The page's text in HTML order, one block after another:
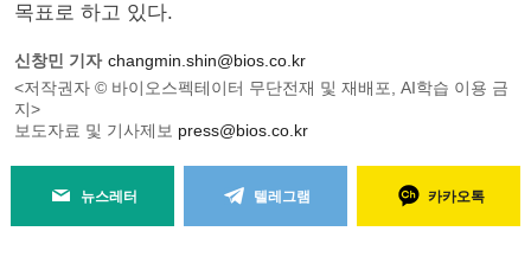
목표로 하고 있다.
신창민 기자 changmin.shin@bios.co.kr
<저작권자 © 바이오스펙테이터 무단전재 및 재배포, AI학습 이용 금
지>
보도자료 및 기사제보 press@bios.co.kr
뉴스레터 텔레그램 카카오톡